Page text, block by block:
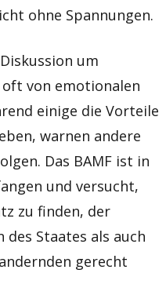
ohne Spannungen.
um
von emotionalen
einige die Vorteile
warnen andere
Das BAMF ist in
und versucht,
zu finden, der
Staates als auch
gerecht